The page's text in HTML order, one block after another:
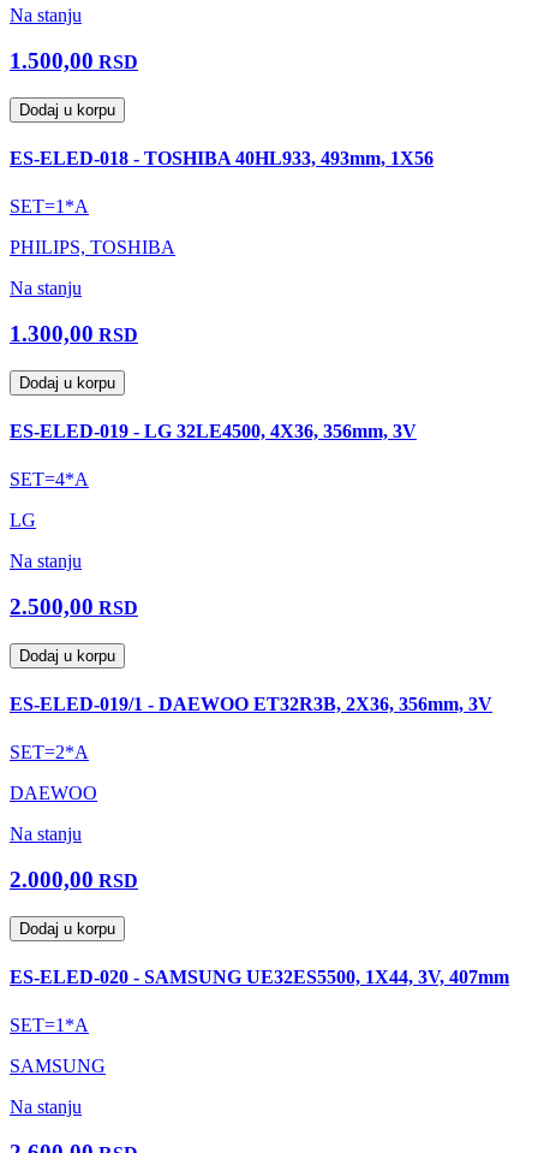
Na stanju
1.500,00 RSD
Dodaj u korpu
ES-ELED-018 - TOSHIBA 40HL933, 493mm, 1X56
SET=1*A
PHILIPS, TOSHIBA
Na stanju
1.300,00 RSD
Dodaj u korpu
ES-ELED-019 - LG 32LE4500, 4X36, 356mm, 3V
SET=4*A
LG
Na stanju
2.500,00 RSD
Dodaj u korpu
ES-ELED-019/1 - DAEWOO ET32R3B, 2X36, 356mm, 3V
SET=2*A
DAEWOO
Na stanju
2.000,00 RSD
Dodaj u korpu
ES-ELED-020 - SAMSUNG UE32ES5500, 1X44, 3V, 407mm
SET=1*A
SAMSUNG
Na stanju